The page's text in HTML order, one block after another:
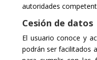
autoridades
Cesión de datos
El usuario conoce y
podrán ser facilitados